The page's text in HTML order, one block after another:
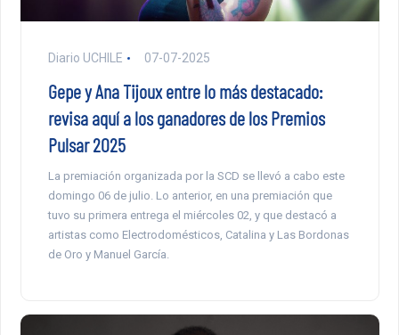
Diario UCHILE 07-07-2025
Gepe y Ana Tijoux entre lo más destacado:
revisa aquí a los ganadores de los Premios
Pulsar 2025
La premiación organizada por la SCD se llevó a cabo este
domingo 06 de julio. Lo anterior, en una premiación que
tuvo su primera entrega el miércoles 02, y que destacó a
artistas como Electrodomésticos, Catalina y Las Bordonas
de Oro y Manuel García.